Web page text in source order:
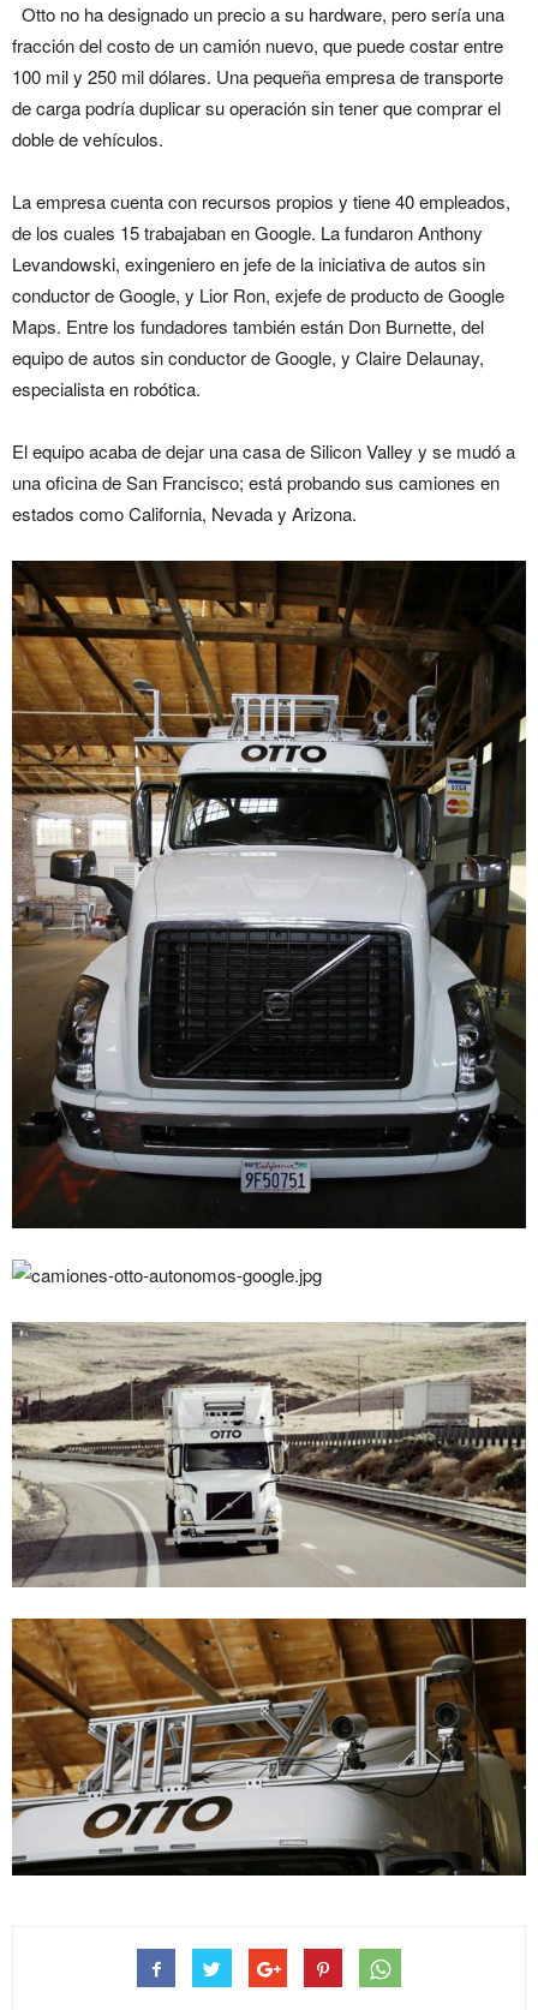
Otto no ha designado un precio a su hardware, pero sería una
fracción del costo de un camión nuevo, que puede costar entre
100 mil y 250 mil dólares. Una pequeña empresa de transporte
de carga podría duplicar su operación sin tener que comprar el
doble de vehículos.
La empresa cuenta con recursos propios y tiene 40 empleados,
de los cuales 15 trabajaban en Google. La fundaron Anthony
Levandowski, exingeniero en jefe de la iniciativa de autos sin
conductor de Google, y Lior Ron, exjefe de producto de Google
Maps. Entre los fundadores también están Don Burnette, del
equipo de autos sin conductor de Google, y Claire Delaunay,
especialista en robótica.
El equipo acaba de dejar una casa de Silicon Valley y se mudó a
una oficina de San Francisco; está probando sus camiones en
estados como California, Nevada y Arizona.